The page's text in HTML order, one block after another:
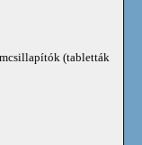
(tabletták